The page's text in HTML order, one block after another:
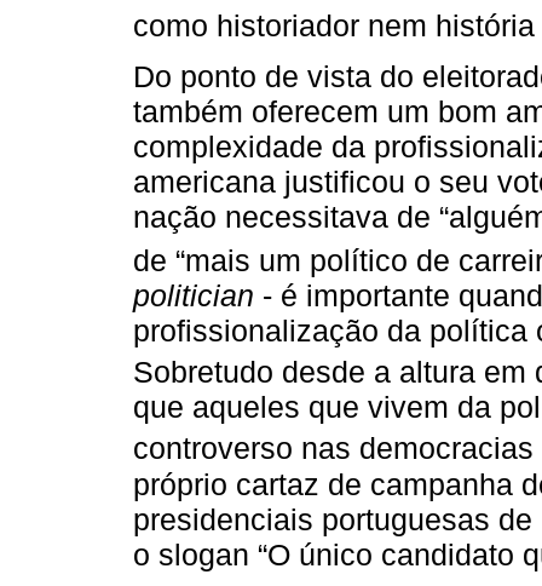
como historiador nem
Do ponto de vista do
também oferecem um bom
complexidade da
americana justificou o seu
nação necessitava de
de “mais um político de
politician - é importante
profissionalização da política
Sobretudo desde a altura em
que aqueles que vivem da
controverso nas
próprio cartaz de campanha
presidenciais portuguesas
o slogan “O único candidato